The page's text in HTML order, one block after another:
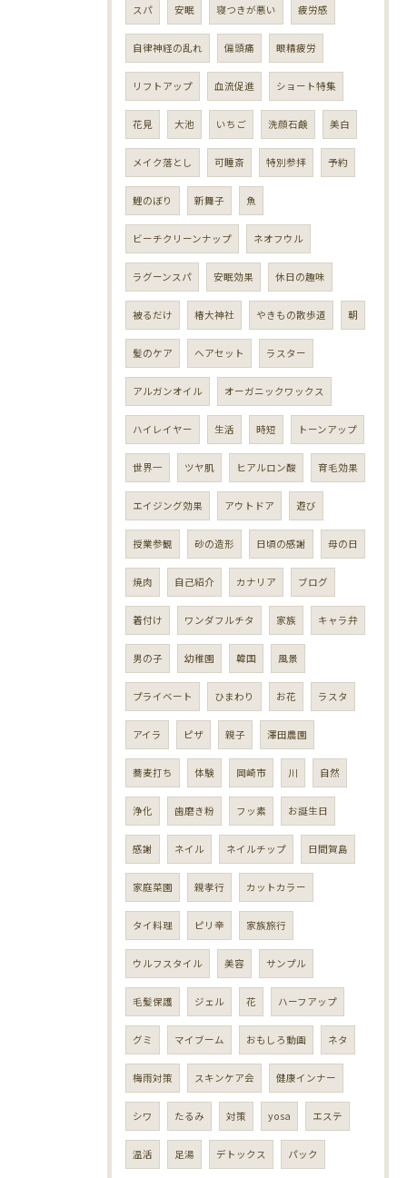
スパ 安眠 寝つきが悪い 疲労感
自律神経の乱れ 偏頭痛 眼精疲労
リフトアップ 血流促進 ショート特集
花見 大池 いちご 洗顔石鹸 美白
メイク落とし 可睡斎 特別参拝 予約
鯉のぼり 新舞子 魚
ビーチクリーンナップ ネオフウル
ラグーンスパ 安眠効果 休日の趣味
被るだけ 椿大神社 やきもの散歩道 朝
髪のケア ヘアセット ラスター
アルガンオイル オーガニックワックス
ハイレイヤー 生活 時短 トーンアップ
世界一 ツヤ肌 ヒアルロン酸 育毛効果
エイジング効果 アウトドア 遊び
授業参観 砂の造形 日頃の感謝 母の日
焼肉 自己紹介 カナリア ブログ
着付け ワンダフルチタ 家族 キャラ弁
男の子 幼稚園 韓国 風景
プライベート ひまわり お花 ラスタ
アイラ ピザ 親子 澤田農園
蕎麦打ち 体験 岡崎市 川 自然
浄化 歯磨き粉 フッ素 お誕生日
感謝 ネイル ネイルチップ 日間賀島
家庭菜園 親孝行 カットカラー
タイ料理 ピリ辛 家族旅行
ウルフスタイル 美容 サンプル
毛髪保護 ジェル 花 ハーフアップ
グミ マイブーム おもしろ動画 ネタ
梅雨対策 スキンケア会 健康インナー
シワ たるみ 対策 yosa エステ
温活 足湯 デトックス パック